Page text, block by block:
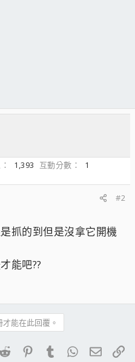
1,393 互動分數
1
#2
抓的到但是沒拿它開機
能吧??
能在此回覆。
Reddit PinterestTumblrWhatsApp
電子